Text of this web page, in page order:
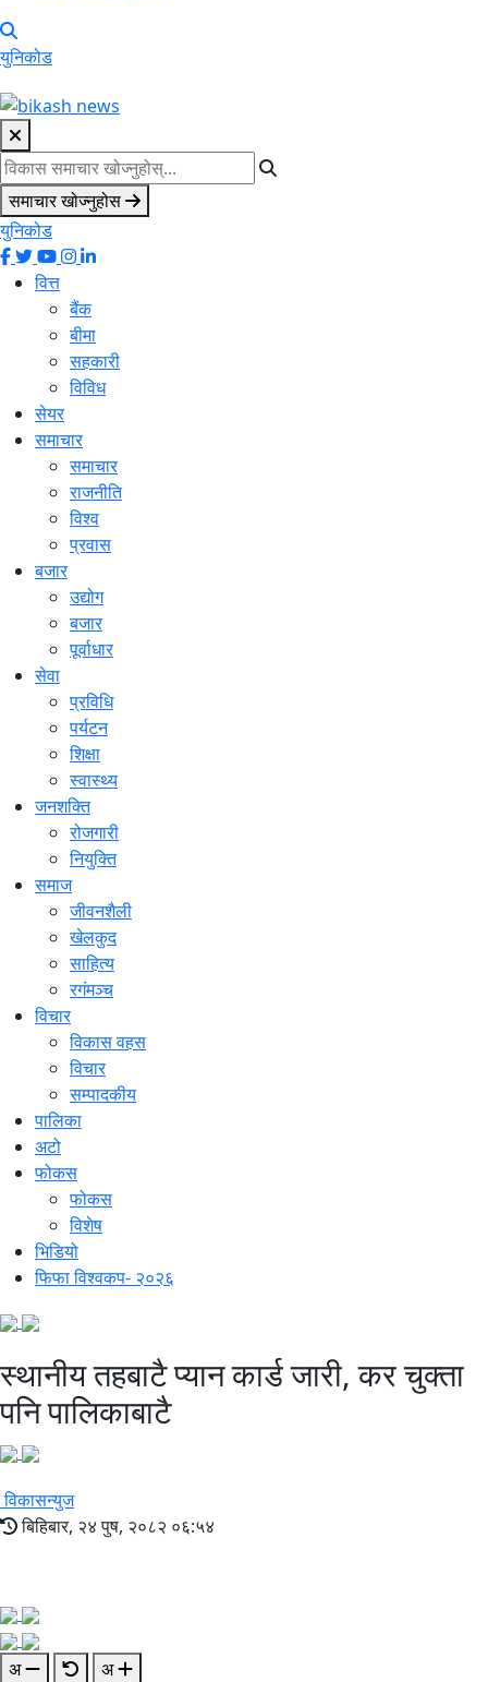
युनिकोड
समाचार खोज्नुहोस
युनिकोड
वित्त
बैंक
बीमा
सहकारी
विविध
सेयर
समाचार
समाचार
राजनीति
विश्व
प्रवास
बजार
उद्योग
बजार
पूर्वाधार
सेवा
प्रविधि
पर्यटन
शिक्षा
स्वास्थ्य
जनशक्ति
रोजगारी
नियुक्ति
समाज
जीवनशैली
खेलकुद
साहित्य
रगंमञ्च
विचार
विकास वहस
विचार
सम्पादकीय
पालिका
अटो
फोकस
फोकस
विशेष
भिडियो
फिफा विश्वकप- २०२६
स्थानीय तहबाटै प्यान कार्ड जारी, कर चुक्ता
पनि पालिकाबाटै
विकासन्युज
बिहिबार, २४ पुष, २०८२ ०६:५४
अ अ